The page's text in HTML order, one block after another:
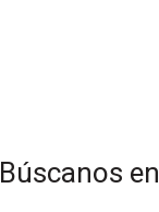
Búscanos en